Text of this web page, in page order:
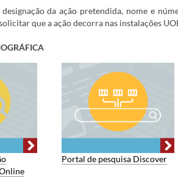
da ação pretendida, nome e
que a ação decorra nas instalações
Portal de pesquisa Discover